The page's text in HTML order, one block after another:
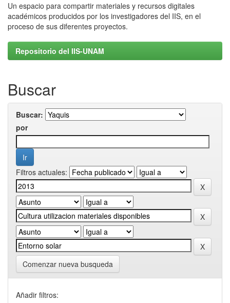
Un espacio para compartir materiales y recursos digitales
académicos producidos por los investigadores del IIS, en el
proceso de sus diferentes proyectos.
Repositorio del IIS-UNAM
Buscar
Buscar:
por
Filtros actuales:
Comenzar nueva busqueda
Añadir filtros: